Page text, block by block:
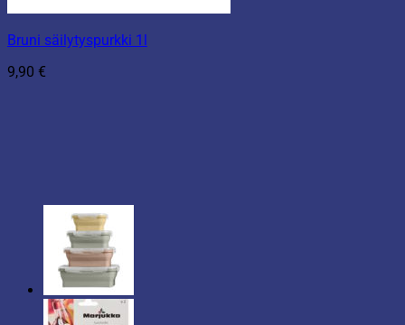
Bruni säilytyspurkki 1l
9,90 €